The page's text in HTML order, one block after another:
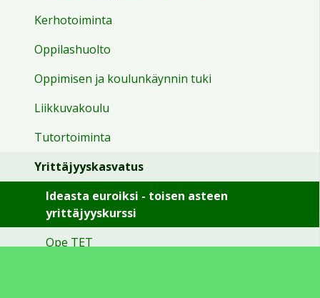
18:00
20:00
Kerhotoiminta
Oppilashuolto
Oppimisen ja koulunkäynnin tuki
Liikkuvakoulu
Tutortoiminta
Yrittäjyyskasvatus
Ideasta euroiksi - toisen asteen
yrittäjyyskurssi
Ope TET